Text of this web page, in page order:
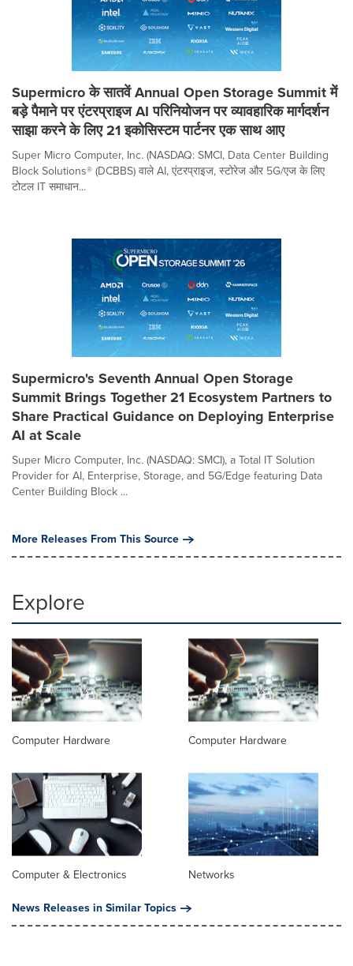
Supermicro के सातवें Annual Open Storage Summit में
बड़े पैमाने पर एंटरप्राइज AI परिनियोजन पर व्यावहारिक मार्गदर्शन
साझा करने के लिए 21 इकोसिस्टम पार्टनर एक साथ आए
Super Micro Computer, Inc. (NASDAQ: SMCI, Data Center Building
Block Solutions® (DCBBS) वाले AI, एंटरप्राइज, स्टोरेज और 5G/एज के लिए
टोटल IT समाधान...
Supermicro's Seventh Annual Open Storage
Summit Brings Together 21 Ecosystem Partners to
Share Practical Guidance on Deploying Enterprise
AI at Scale
Super Micro Computer, Inc. (NASDAQ: SMCI), a Total IT Solution
Provider for AI, Enterprise, Storage, and 5G/Edge featuring Data
Center Building Block ...
More Releases From This Source
Explore
Computer Hardware Computer Hardware
Computer & Electronics
Networks
News Releases in Similar Topics